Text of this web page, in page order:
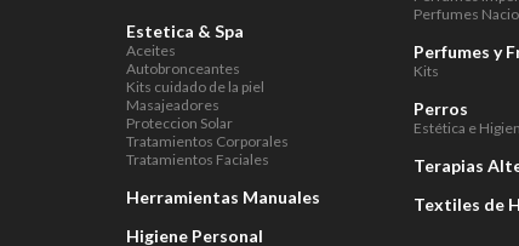
Estetica & Spa
Aceites
Autobronceantes
Kits cuidado de la piel
Masajeadores
Proteccion Solar
Tratamientos Corporales
Tratamientos Faciales
Herramientas Manuales
Higiene Personal
Perfumes
Perfumes y
Kits
Perros
Estética e
Terapias
Textiles de